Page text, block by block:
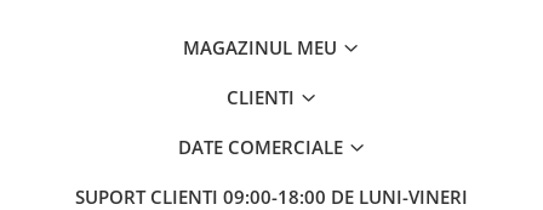
MAGAZINUL MEU
CLIENTI
DATE COMERCIALE
SUPORT CLIENTI 09:00-18:00 DE LUNI-VINERI